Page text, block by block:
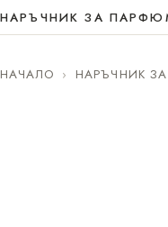
НАРЪЧНИК ЗА
НАЧАЛО › НАРЪЧНИК